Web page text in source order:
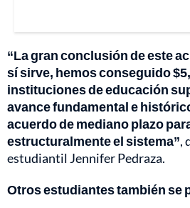
“La gran conclusión de este
sí sirve, hemos conseguido
instituciones de educación
avance fundamental e
acuerdo de mediano plazo
estructuralmente el sistema”,
estudiantil Jennifer Pedraza.
Otros estudiantes también se